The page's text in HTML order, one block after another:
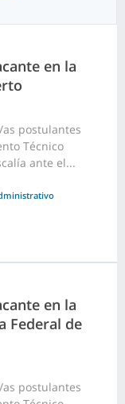
en la
postulantes
Técnico
ante el...
en la
Federal de
postulantes